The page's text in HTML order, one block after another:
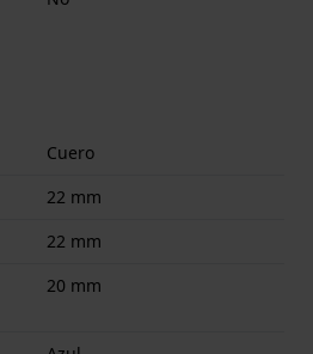
Cuero
22 mm
22 mm
20 mm